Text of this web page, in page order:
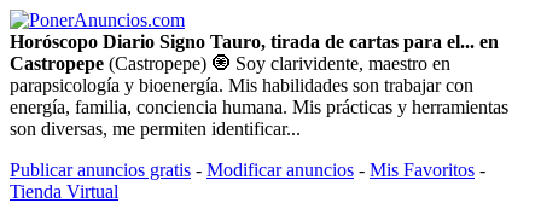
Horóscopo Diario Signo Tauro, tirada de cartas para el... en
Castropepe (Castropepe) 🧿 Soy clarividente, maestro en
parapsicología y bioenergía. Mis habilidades son trabajar con
energía, familia, conciencia humana. Mis prácticas y herramientas
son diversas, me permiten identificar...
Publicar anuncios gratis - Modificar anuncios - Mis Favoritos -
Tienda Virtual